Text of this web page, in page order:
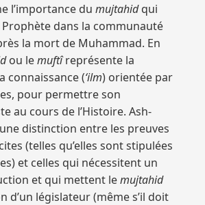
l’importance du mujtahidqui
dans la communauté
la mort de Muhammad. En
ou lemuftîreprésente la
connaissance (‘ilm) orientée par
pour permettre son
au cours de l’Histoire. Ash-
distinction entre les preuves
(telles qu’elles sont stipulées
et celles qui nécessitent un
et qui mettent lemujtahid
d’un législateur (même s’il doit